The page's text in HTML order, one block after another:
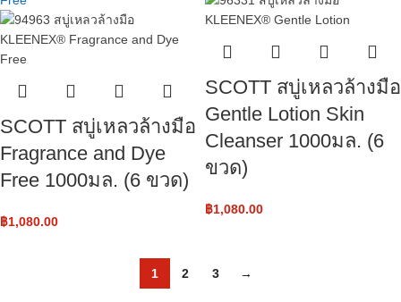
SCOTT สบู่เหลวล้างมือ
Fragrance and Dye
Free 1000มล. (6 ขวด)
฿1,080.00
SCOTT สบู่เหลวล้างมือ
Gentle Lotion Skin
Cleanser 1000มล. (6
ขวด)
฿1,080.00
1 2 3 →